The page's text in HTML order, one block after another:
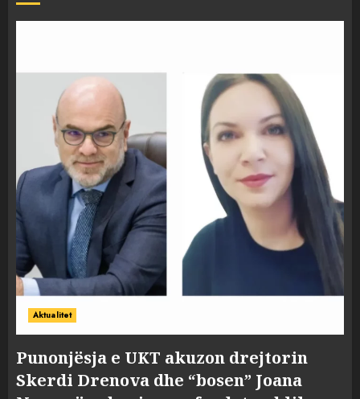
Aktualitet
Punonjësja e UKT akuzon drejtorin
Skerdi Drenova dhe “bosen” Joana